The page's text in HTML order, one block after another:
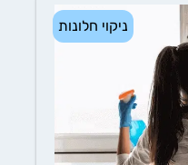
ניקוי חלונות